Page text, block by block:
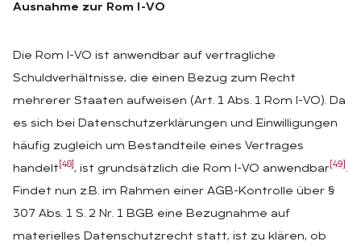
Ausnahme zur Rom I-VO
Die Rom I-VO ist anwendbar auf vertragliche
Schuldverhältnisse, die einen Bezug zum Recht
mehrerer Staaten aufweisen (Art. 1 Abs. 1 Rom I-VO). Da
es sich bei Datenschutzerklärungen und Einwilligungen
häufig zugleich um Bestandteile eines Vertrages
handelt [48] , ist grundsätzlich die Rom I-VO anwendbar [49] .
Findet nun z.B. im Rahmen einer AGB-Kontrolle über §
307 Abs. 1 S. 2 Nr. 1 BGB eine Bezugnahme auf
materielles Datenschutzrecht statt, ist zu klären, ob